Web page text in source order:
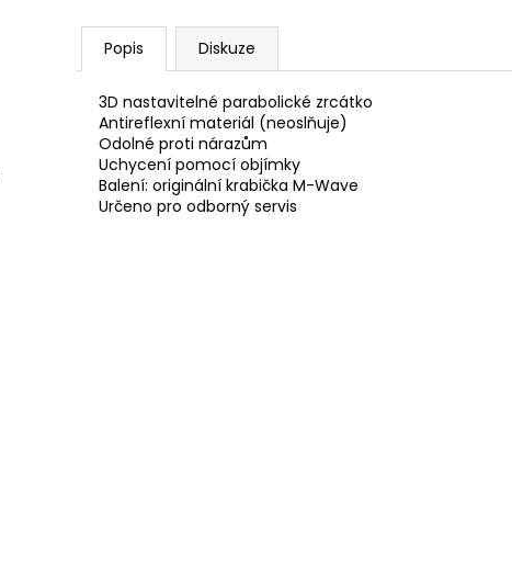
Popis Diskuze
3D nastavitelné parabolické zrcátko
Antireflexní materiál (neoslňuje)
Odolné proti nárazům
Uchycení pomocí objímky
Balení: originální krabička M-Wave
Určeno pro odborný servis